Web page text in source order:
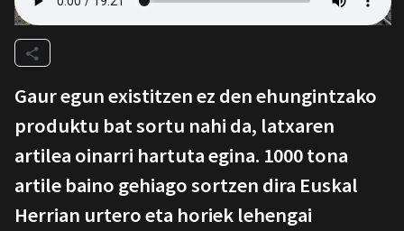
Gaur egun existitzen ez den ehungintzako
produktu bat sortu nahi da, latxaren
artilea oinarri hartuta egina. 1000 tona
artile baino gehiago sortzen dira Euskal
Herrian urtero eta horiek lehengai